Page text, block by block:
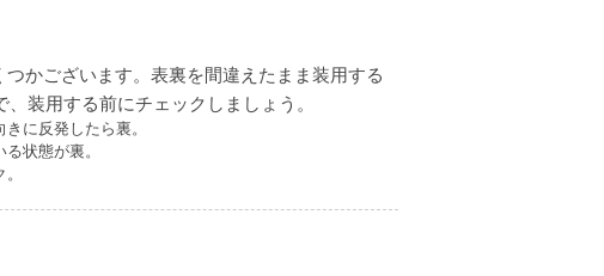
かございます。表裏を間違えたまま装用する
装用する前にチェックしましょう。
に反発したら裏。
状態が裏。